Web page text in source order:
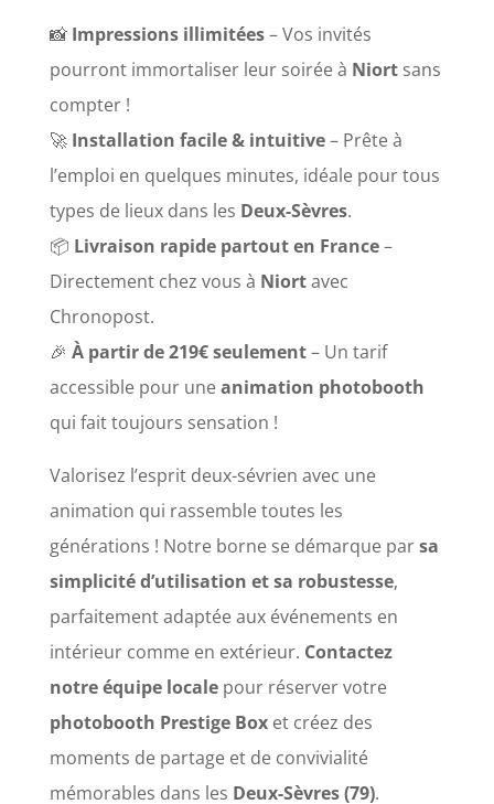
📸 Impressions illimitées– Vos invités
pourront immortaliser leur soirée à Niortsans
compter !
🚀 Installation facile & intuitive– Prête à
l’emploi en quelques minutes, idéale pour tous
types de lieux dans les Deux-Sèvres.
📦 Livraison rapide partout en France–
Directement chez vous à Niortavec
Chronopost.
🎉 À partir de 219€ seulement– Un tarif
accessible pour uneanimation photobooth
qui fait toujours sensation !
Valorisez l’esprit deux-sévrien avec une
animation qui rassemble toutes les
générations ! Notre borne se démarque parsa
simplicité d’utilisation et sa robustesse,
parfaitement adaptée aux événements en
intérieur comme en extérieur. Contactez
notre équipe localepour réserver votre
photobooth Prestige Boxet créez des
moments de partage et de convivialité
mémorables dans les Deux-Sèvres (79).